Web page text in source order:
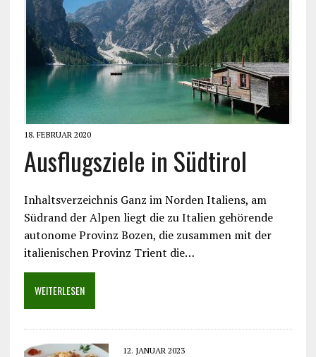
18. FEBRUAR 2020
Ausflugsziele in Südtirol
Inhaltsverzeichnis Ganz im Norden Italiens, am
Südrand der Alpen liegt die zu Italien gehörende
autonome Provinz Bozen, die zusammen mit der
italienischen Provinz Trient die…
WEITERLESEN
12. JANUAR 2023